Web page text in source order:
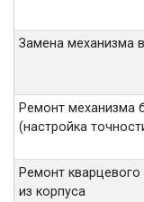
Замена механизма
Ремонт механизма
(настройка
Ремонт
из корпуса